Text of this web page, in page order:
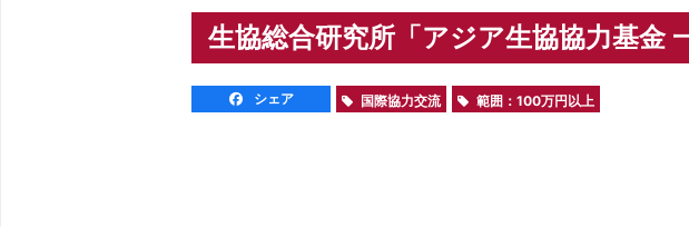
生協総合研究所「アジア生協協力基金
シェア 国際協力交流 範囲：100万円以上